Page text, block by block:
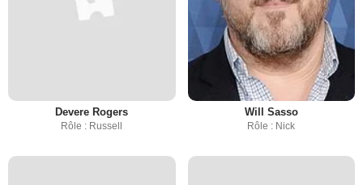
Devere Rogers
Rôle : Russell
Will Sasso
Rôle : Nick